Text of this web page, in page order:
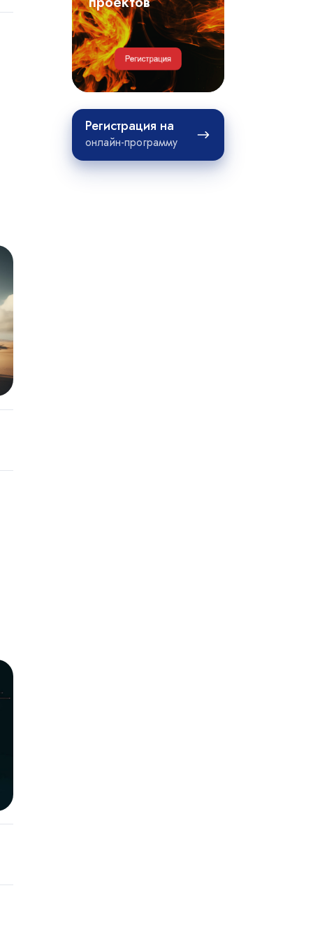
проектов
Регистрация на
онлайн-программу
Регистрация